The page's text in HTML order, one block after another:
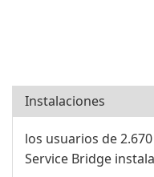
Instalaciones
los usuarios de
Service Bridge